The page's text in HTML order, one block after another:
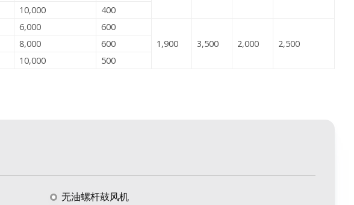
10,000
400
6,000
600
1,900
3,500 2,000 2,500
8,000
600
10,000 500
无油螺杆鼓风机